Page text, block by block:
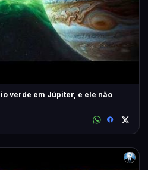
verde em Júpiter, e ele não